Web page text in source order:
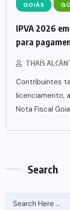
GOIÁS
IPVA 2026
para
THAÍS
Contribuintes
licenciamento,
Nota Fiscal
Search